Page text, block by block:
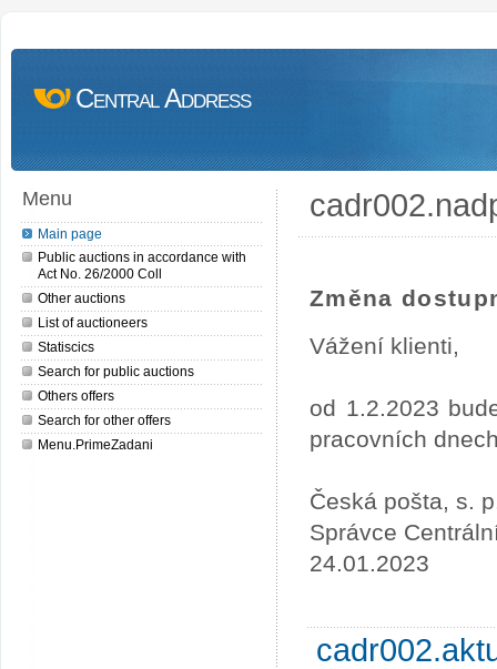
Central Address
Menu
Main page
Public auctions in accordance with
Act No. 26/2000 Coll
Other auctions
List of auctioneers
Statiscics
Search for public auctions
Others offers
Search for other offers
Menu.PrimeZadani
Změna
Vážení klienti,
od 1.2.2023
pracovních
Česká pošta, s.
Správce
24.01.2023